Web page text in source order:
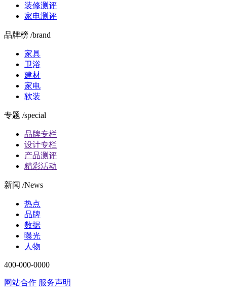
装修测评
家电测评
品牌榜 /brand
家具
卫浴
建材
家电
软装
专题 /special
品牌专栏
设计专栏
产品测评
精彩活动
新闻 /News
热点
品牌
数据
曝光
人物
400-000-0000
网站合作 服务声明